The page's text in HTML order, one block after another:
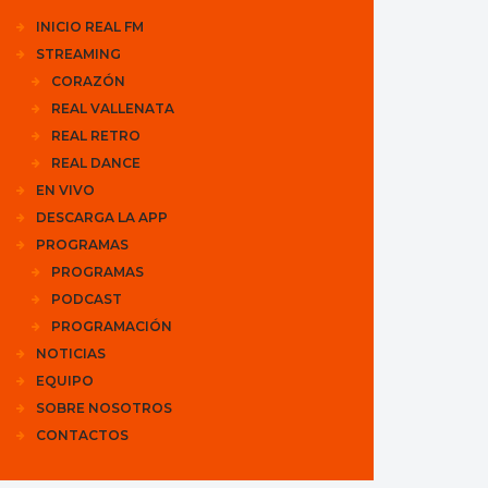
INICIO REAL FM
STREAMING
CORAZÓN
REAL VALLENATA
REAL RETRO
REAL DANCE
EN VIVO
DESCARGA LA APP
PROGRAMAS
PROGRAMAS
PODCAST
PROGRAMACIÓN
NOTICIAS
EQUIPO
SOBRE NOSOTROS
CONTACTOS